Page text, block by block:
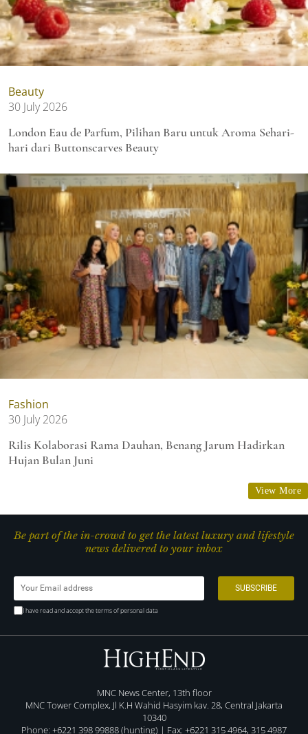
Beauty
30 July 2026
London Eau de Parfum, Pilihan Baru untuk Aroma Sehari-
hari dari Buttonscarves Beauty
Fashion
30 July 2026
Rilis Kolaborasi Rama Dauhan, Benang Jarum Hadirkan
Hujan Bulan Juni
View More
Be part of the in-crowd to get the latest luxury and lifestyle
news delivered to your inbox
I have read and accept the terms of personal data
MNC News Center, 13th floor
MNC Tower Complex, Jl K.H Wahid Hasyim kav. 28, Central Jakarta
10340
Phone: +6221 398 99888 (hunting) | Fax: +6221 315 4964, 315 4987